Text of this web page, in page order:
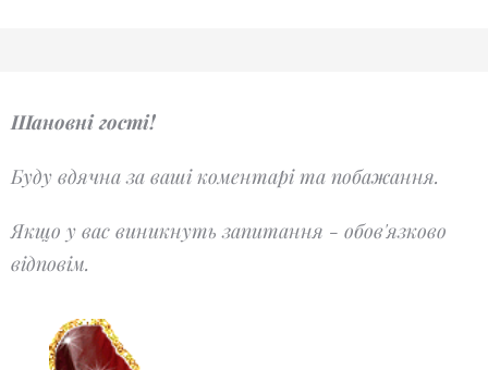
Шановні гості!
Буду вдячна за ваші коментарі та побажання.
Якщо у вас виникнуть запитання - обов'язково
відповім.